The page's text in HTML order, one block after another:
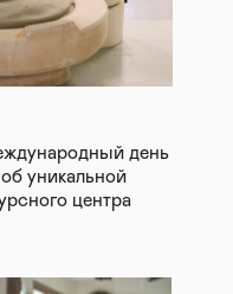
день
уникальной
центра